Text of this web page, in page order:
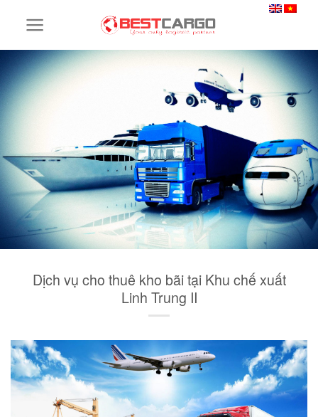
Dịch vụ cho thuê kho bãi tại Khu chế xuất
Linh Trung II